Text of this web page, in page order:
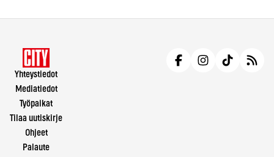
Yhteystiedot
Mediatiedot
Työpaikat
Tilaa uutiskirje
Ohjeet
Palaute